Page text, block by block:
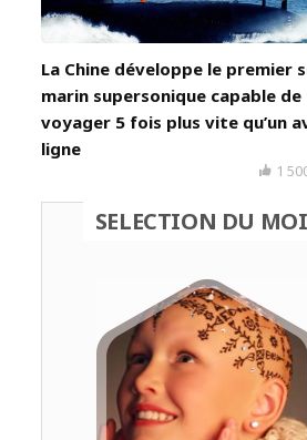
La Chine développe le premier
marin supersonique capable de
voyager 5 fois plus vite qu’un
ligne
1
SELECTION DU